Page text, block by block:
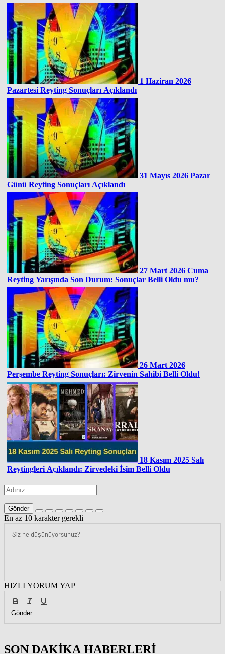
1 Haziran 2026
Pazartesi Reyting Sonuçları Açıklandı
31 Mayıs 2026 Pazar
Günü Reyting Sonuçları Açıklandı
27 Mart 2026 Cuma
Reyting Yarışında Son Durum: Sonuçlar Belli Oldu mu?
26 Mart 2026
Perşembe Reyting Sonuçları: Zirvenin Sahibi Belli Oldu!
18 Kasım 2025 Salı
Reytingleri Açıklandı: Zirvedeki İsim Belli Oldu
Gönder
En az 10 karakter gerekli
HIZLI YORUM YAP
Gönder
SON DAKİKA HABERLERİ